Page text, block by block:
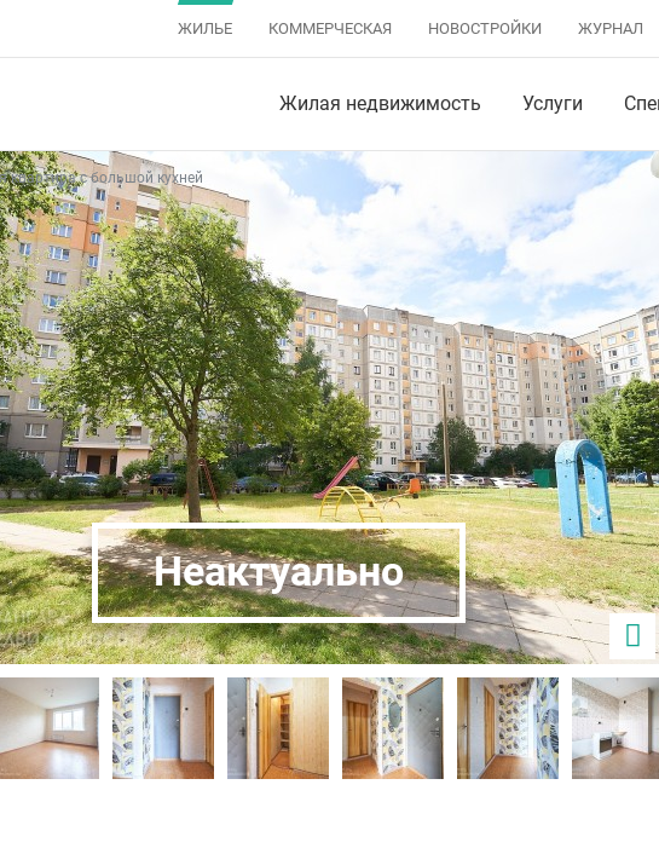
ЖИЛЬЕ КОММЕРЧЕСКАЯ НОВОСТРОЙКИ ЖУРНАЛ
Жилая недвижимость Услуги
квартира с большой кухней
Неактуально